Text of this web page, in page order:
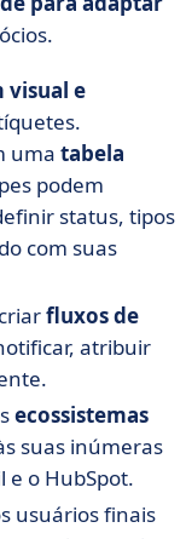
visual e
uma tabela
podem
status, tipos
com suas
fluxos de
atribuir
ecossistemas
suas inúmeras
e o HubSpot.
usuários finais